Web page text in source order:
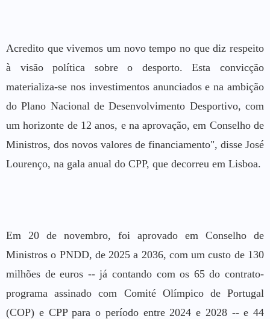
Acredito que vivemos um novo tempo no que diz respeito
à visão política sobre o desporto. Esta convicção
materializa-se nos investimentos anunciados e na ambição
do Plano Nacional de Desenvolvimento Desportivo, com
um horizonte de 12 anos, e na aprovação, em Conselho de
Ministros, dos novos valores de financiamento", disse José
Lourenço, na gala anual do CPP, que decorreu em Lisboa.
Em 20 de novembro, foi aprovado em Conselho de
Ministros o PNDD, de 2025 a 2036, com um custo de 130
milhões de euros -- já contando com os 65 do contrato-
programa assinado com Comité Olímpico de Portugal
(COP) e CPP para o período entre 2024 e 2028 -- e 44